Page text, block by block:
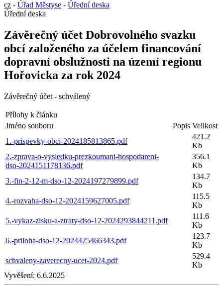
cz - Úřad Městyse - Úřední deska
Úřední deska
Závěrečný účet Dobrovolného svazku
obcí založeného za účelem financování
dopravní obslužnosti na území regionu
Hořovicka za rok 2024
Závěrečný účet - schválený
Přílohy k článku
Jméno souboru
Popis Velikost
1.-prispevky-obci-2024185813865.pdf
421.2
Kb
2.-zprava-o-vysledku-prezkoumani-hospodareni-
dso-2024151178136.pdf
356.1
Kb
3.-fin-2-12-m-dso-12-2024197279899.pdf
134.7
Kb
4.-rozvaha-dso-12-2024159627005.pdf
115.5
Kb
5.-vykaz-zisku-a-ztraty-dso-12-2024293844211.pdf
111.6
Kb
6.-priloha-dso-12-2024425466343.pdf
123.7
Kb
schvaleny-zaverecny-ucet-2024.pdf
529.4
Kb
Vyvěšení: 6.6.2025